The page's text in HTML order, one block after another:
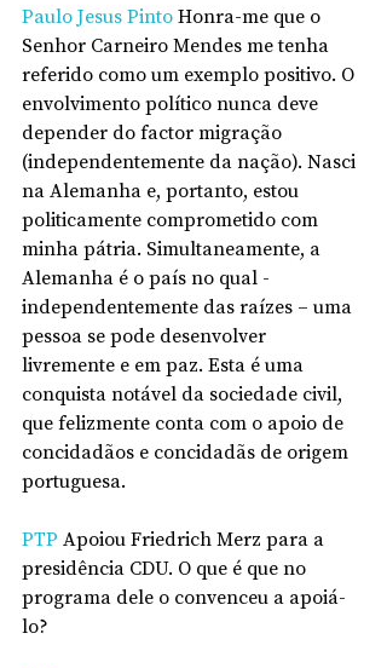
Paulo Jesus Pinto Honra-me que o
Senhor Carneiro Mendes me tenha
referido como um exemplo positivo. O
envolvimento político nunca deve
depender do factor migração
(independentemente da nação). Nasci
na Alemanha e, portanto, estou
politicamente comprometido com
minha pátria. Simultaneamente, a
Alemanha é o país no qual -
independentemente das raízes – uma
pessoa se pode desenvolver
livremente e em paz. Esta é uma
conquista notável da sociedade civil,
que felizmente conta com o apoio de
concidadãos e concidadãs de origem
portuguesa.
PTP Apoiou Friedrich Merz para a
presidência CDU. O que é que no
programa dele o convenceu a apoiá-
lo?